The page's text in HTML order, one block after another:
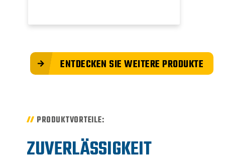
ENTDECKEN SIE WEITERE PRODUKTE
PRODUKTVORTEILE:
ZUVERLÄSSIGKEIT